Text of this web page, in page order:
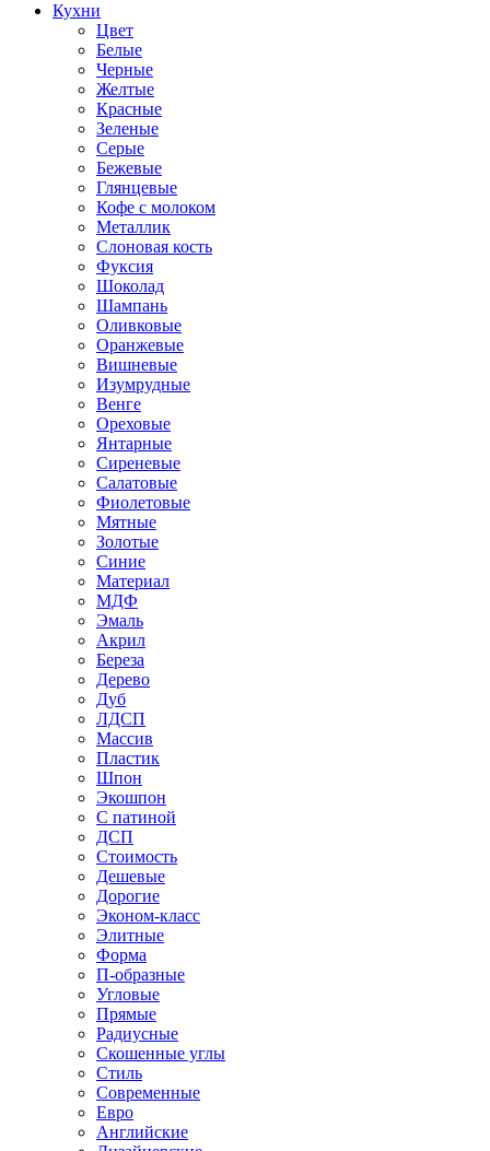
Кухни
Цвет
Белые
Черные
Желтые
Красные
Зеленые
Серые
Бежевые
Глянцевые
Кофе с молоком
Металлик
Слоновая кость
Фуксия
Шоколад
Шампань
Оливковые
Оранжевые
Вишневые
Изумрудные
Венге
Ореховые
Янтарные
Сиреневые
Салатовые
Фиолетовые
Мятные
Золотые
Синие
Материал
МДФ
Эмаль
Акрил
Береза
Дерево
Дуб
ЛДСП
Массив
Пластик
Шпон
Экошпон
С патиной
ДСП
Стоимость
Дешевые
Дорогие
Эконом-класс
Элитные
Форма
П-образные
Угловые
Прямые
Радиусные
Скошенные углы
Стиль
Современные
Евро
Английские